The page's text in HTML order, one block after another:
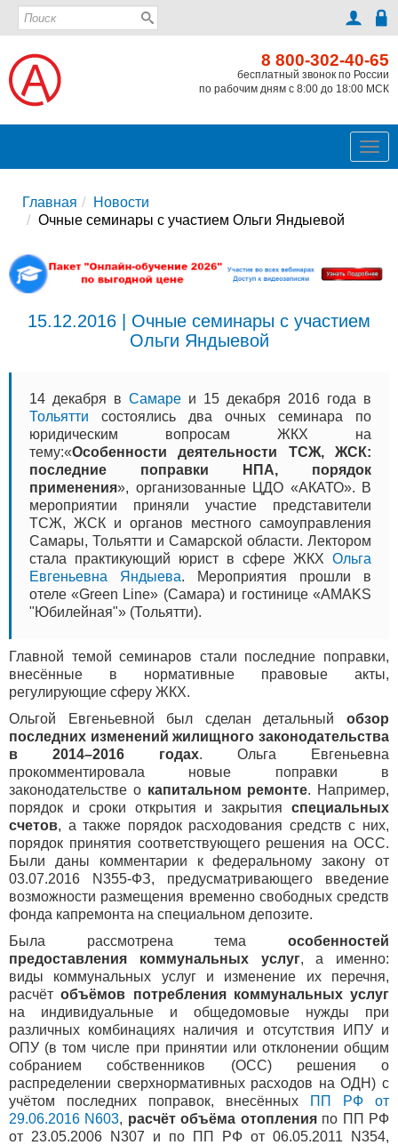
8 800-302-40-65
бесплатный звонок по России
по рабочим дням с 8:00 до 18:00 МСК
Главная
Новости
Очные семинары с участием Ольги Яндыевой
15.12.2016 | Очные семинары с участием
Ольги Яндыевой
14 декабря в Самаре и 15 декабря 2016 года в
Тольятти состоялись два очных семинара по
юридическим вопросам ЖКХ на
тему:«Особенности деятельности ТСЖ, ЖСК:
последние поправки НПА, порядок
применения», организованные ЦДО «АКАТО». В
мероприятии приняли участие представители
ТСЖ, ЖСК и органов местного самоуправления
Самары, Тольятти и Самарской области. Лектором
стала практикующий юрист в сфере ЖКХ Ольга
Евгеньевна​ Яндыева. Мероприятия прошли в
отеле «Green Line» (Самара) и гостинице «AMAKS
"Юбилейная"» (Тольятти).
Главной темой семинаров стали последние поправки,
внесённые в нормативные правовые акты,
регулирующие сферу ЖКХ.
Ольгой Евгеньевной был сделан детальный обзор
последних изменений жилищного законодательства
в 2014–2016 годах. Ольга Евгеньевна
прокомментировала новые поправки в
законодательстве окапитальном ремонте. Например,
порядок и сроки открытия и закрытия специальных
счетов, а также порядок расходования средств с них,
порядок принятия соответствующего решения на ОСС.
Были даны комментарии к федеральному закону от
03.07.2016 N355‐ФЗ, предусматривающего введение
возможности размещения временно свободных средств
фонда капремонта на специальном депозите.
Была рассмотрена тема особенностей
предоставления коммунальных услуг, а именно:
виды коммунальных услуг и изменение их перечня,
расчётобъёмов потребления коммунальных услуг
на индивидуальные и общедомовые нужды при
различных комбинациях наличия и отсутствия ИПУ и
ОПУ (в том числе при принятии или отклонении общим
собранием собственников (ОСС) решения о
распределении сверхнормативных расходов на ОДН) с
учётом последних поправок, внесённых
ПП РФ от
29.06.2016 N603, расчёт объёма отопления по ПП РФ
от 23.05.2006 N307 и по ПП РФ от 06.05.2011 N354,